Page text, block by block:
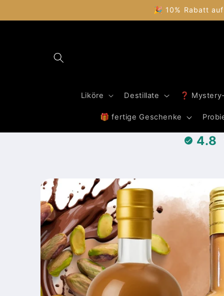
Inhalt
🎉 10% Rabatt
Liköre Destillate ❓
🎁 fertige Geschenke
4.8
Zu
Produktinformationen
springen